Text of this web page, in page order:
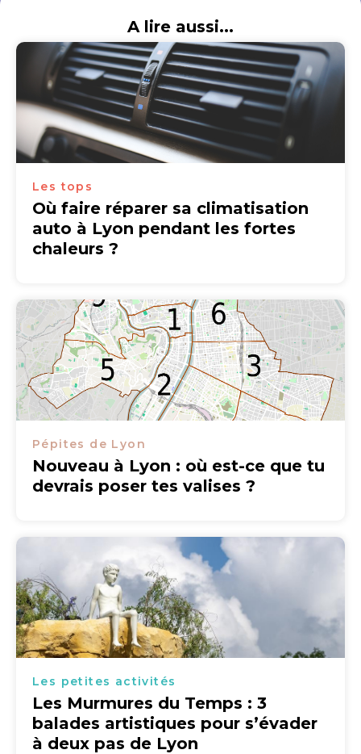
A lire aussi...
Les tops
Où faire réparer sa climatisation
auto à Lyon pendant les fortes
chaleurs ?
Pépites de Lyon
Nouveau à Lyon : où est-ce que tu
devrais poser tes valises ?
Les petites activités
Les Murmures du Temps : 3
balades artistiques pour s’évader
à deux pas de Lyon